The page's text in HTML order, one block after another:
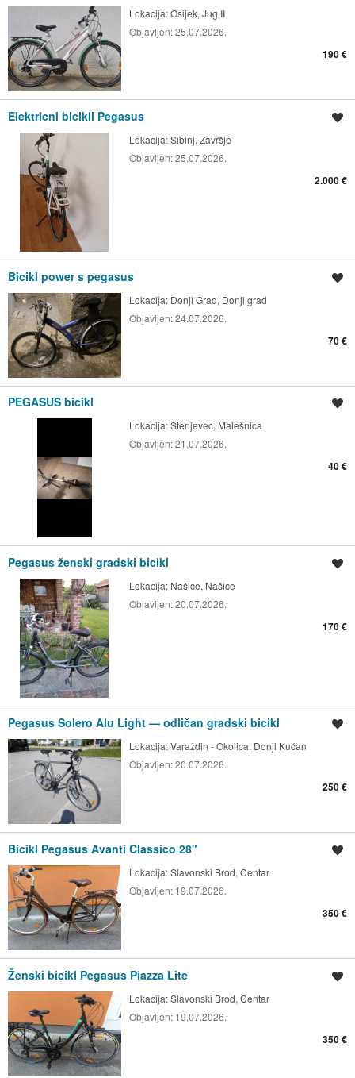
Lokacija:Osijek, Jug II
Objavljen:25.07.2026.
190 €
Elektricni bicikli Pegasus
Lokacija:Sibinj, Završje
Objavljen:25.07.2026.
2.000 €
Bicikl power s pegasus
Lokacija: Donji Grad, Donji grad
Objavljen:24.07.2026.
70 €
PEGASUS bicikl
Lokacija:Stenjevec, Malešnica
Objavljen:21.07.2026.
40 €
Pegasus ženski gradski bicikl
Lokacija: Našice, Našice
Objavljen:20.07.2026.
170 €
Pegasus Solero Alu Light — odličan gradski bicikl
Lokacija:Varaždin - Okolica, Donji Kućan
Objavljen:20.07.2026.
250 €
Bicikl Pegasus Avanti Classico 28"
Lokacija:Slavonski Brod, Centar
Objavljen: 19.07.2026.
350 €
Ženski bicikl Pegasus Piazza Lite
Lokacija:Slavonski Brod, Centar
Objavljen: 19.07.2026.
350 €